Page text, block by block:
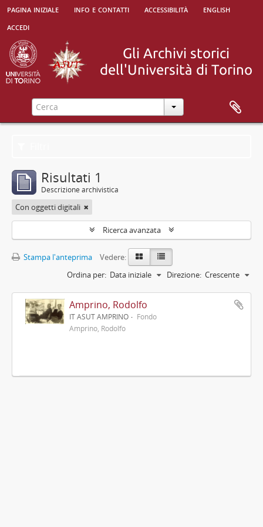
pagina iniziale info e contatti accessibilità
english
accedi
Risultati 1
Descrizione archivistica
Con oggetti digitali
Ricerca avanzata
Stampa l'anteprima
Vedere:
Ordina per: Data iniziale Direzione: Crescente
Amprino, Rodolfo
IT ASUT AMPRINO
Fondo
Amprino, Rodolfo